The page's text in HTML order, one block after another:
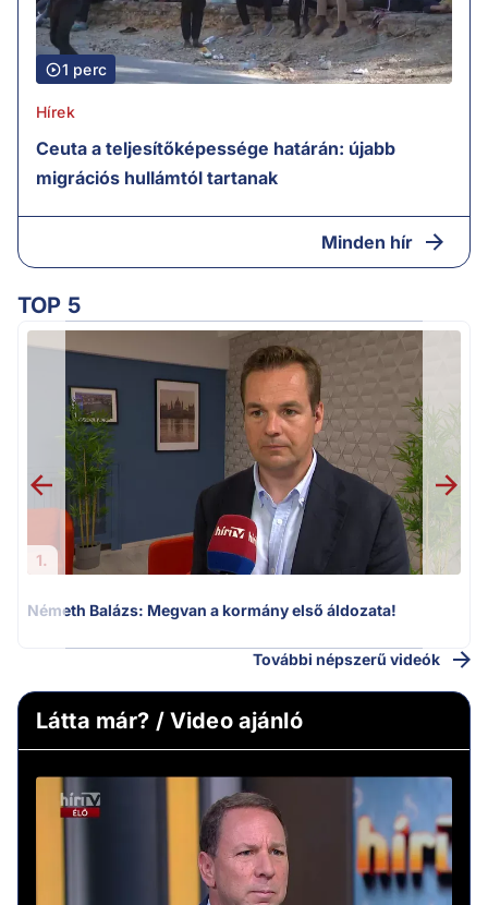
1 perc
Hírek
Ceuta a teljesítőképessége határán: újabb
migrációs hullámtól tartanak
Minden hír
TOP 5
1.
Németh Balázs: Megvan a kormány első áldozata!
További népszerű videók
Látta már? / Video ajánló